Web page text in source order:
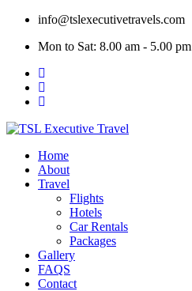
Skip
content
info@tslexecutivetravels.com
Mon to Sat: 8.00 am - 5.00 pm
Home
About
Travel
Flights
Hotels
Car Rentals
Packages
Gallery
FAQS
Contact